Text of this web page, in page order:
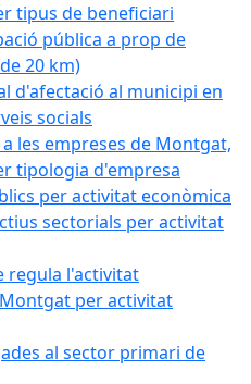
tipus de beneficiari
pública a prop de
20 km)
d'afectació al municipi en
socials
les empreses de Montgat,
tipologia d'empresa
per activitat econòmica
sectorials per activitat
regula l'activitat
per activitat
al sector primari de